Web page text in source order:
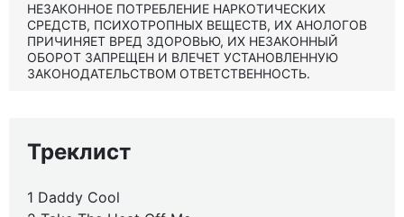
НЕЗАКОННОЕ ПОТРЕБЛЕНИЕ НАРКОТИЧЕСКИХ
СРЕДСТВ, ПСИХОТРОПНЫХ ВЕЩЕСТВ, ИХ АНОЛОГОВ
ПРИЧИНЯЕТ ВРЕД ЗДОРОВЬЮ, ИХ НЕЗАКОННЫЙ
ОБОРОТ ЗАПРЕЩЕН И ВЛЕЧЕТ УСТАНОВЛЕННУЮ
ЗАКОНОДАТЕЛЬСТВОМ ОТВЕТСТВЕННОСТЬ.
Треклист
1 Daddy Cool